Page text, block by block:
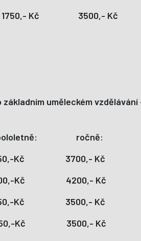
Kč 3500,- Kč
uměleckém
ročně:
Kč 3700,- Kč
Kč 4200,- Kč
Kč 3500,- Kč
Kč 3500,- Kč